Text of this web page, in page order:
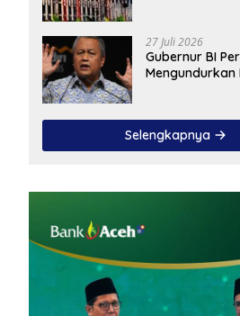
27 Juli 2026
Gubernur BI
Mengundurkan
Selengkapnya